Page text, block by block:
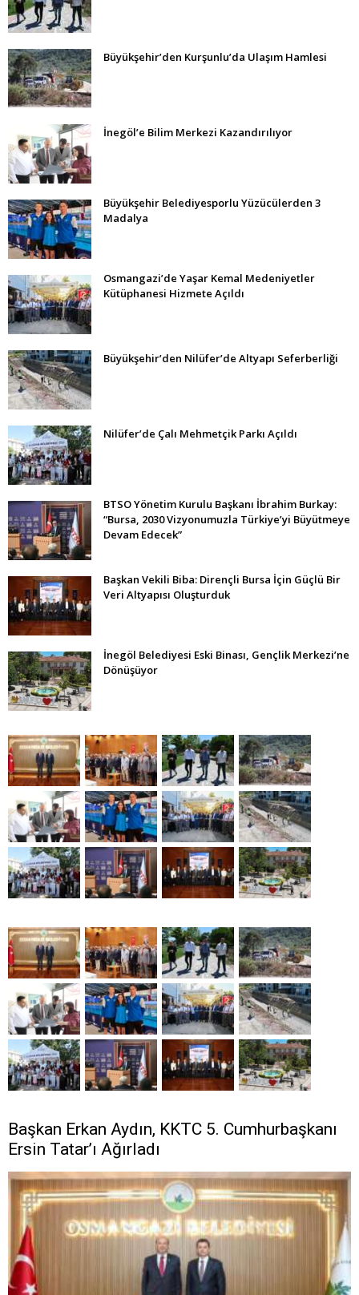
Büyükşehir’den Kurşunlu’da Ulaşım Hamlesi
İnegöl’e Bilim Merkezi Kazandırılıyor
Büyükşehir Belediyesporlu Yüzücülerden 3
Madalya
Osmangazi’de Yaşar Kemal Medeniyetler
Kütüphanesi Hizmete Açıldı
Büyükşehir’den Nilüfer’de Altyapı Seferberliği
Nilüfer’de Çalı Mehmetçik Parkı Açıldı
BTSO Yönetim Kurulu Başkanı İbrahim Burkay:
“Bursa, 2030 Vizyonumuzla Türkiye’yi Büyütmeye
Devam Edecek”
Başkan Vekili Biba: Dirençli Bursa İçin Güçlü Bir
Veri Altyapısı Oluşturduk
İnegöl Belediyesi Eski Binası, Gençlik Merkezi’ne
Dönüşüyor
Başkan Erkan Aydın, KKTC 5. Cumhurbaşkanı
Ersin Tatar’ı Ağırladı